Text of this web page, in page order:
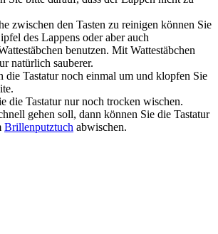
zwischen den Tasten zu reinigen können Sie
des Lappens oder aber auch
benutzen. Mit Wattestäbchen
natürlich sauberer.
die Tastatur noch einmal um und klopfen Sie
die Tastatur nur noch trocken wischen.
gehen soll, dann können Sie die Tastatur
Brillenputztuch abwischen.